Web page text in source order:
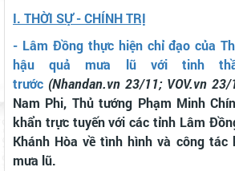
I. THỜI SỰ - CHÍNH TRỊ
- Lâm Đồng thực hiện chỉ đạo của
hậu quả mưa lũ với tinh
trước (Nhandan.vn 23/11; VOV.vn 23/
Nam Phi, Thủ tướng Phạm Minh
khẩn trực tuyến với các tỉnh Lâm
Khánh Hòa về tình hình và công tác
mưa lũ.